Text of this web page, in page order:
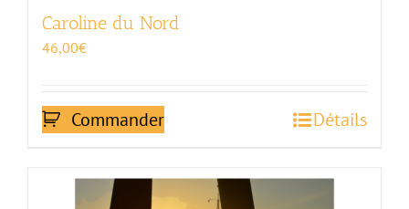
Caroline du Nord
46,00€
Commander Détails